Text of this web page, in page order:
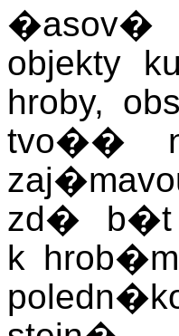
�asov�
objekty
hroby,
tvo��
zd� b�t
k